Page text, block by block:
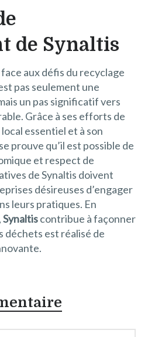
de Synaltis
aux défis du recyclage
pas seulement une
un pas significatif vers
Grâce à ses efforts de
essentiel et à son
prouve qu’il est possible de
et respect de
de Synaltis doivent
désireuses d’engager
leurs pratiques. En
Synaltiscontribue à façonner
déchets est réalisé de